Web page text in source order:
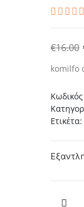
€16.00
komilfo
Ετικέτα: